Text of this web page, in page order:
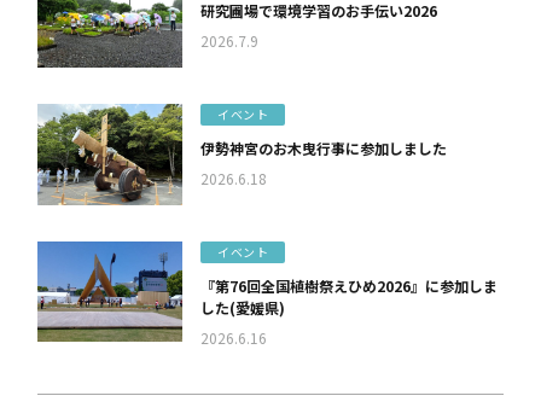
研究圃場で環境学習のお手伝い2026
2026.7.9
イベント
伊勢神宮のお木曳行事に参加しました
2026.6.18
イベント
『第76回全国植樹祭えひめ2026』に参加しま
した(愛媛県)
2026.6.16